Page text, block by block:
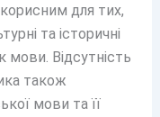
для тих,
та історичні
Відсутність
також
мови та її